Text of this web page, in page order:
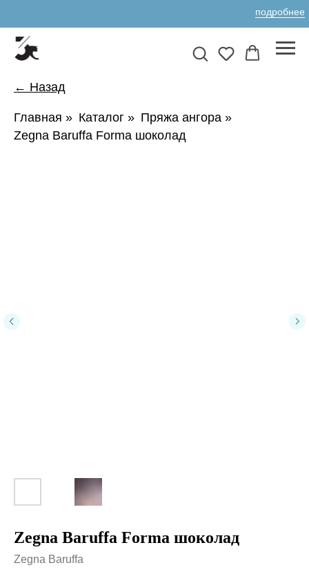
подробнее
← Назад
Главная » Каталог » Пряжа ангора »
Zegna Baruffa Forma шоколад
Zegna Baruffa Forma шоколад
Zegna Baruffa